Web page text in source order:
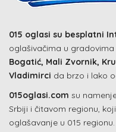
015 oglasi su besplatni
oglašivačima u
Bogatić, Mali Zvornik,
Vladimirci da brzo i lako
015oglasi.com su
Srbiji i čitavom regionu,
oglašavanje u 015 regionu.